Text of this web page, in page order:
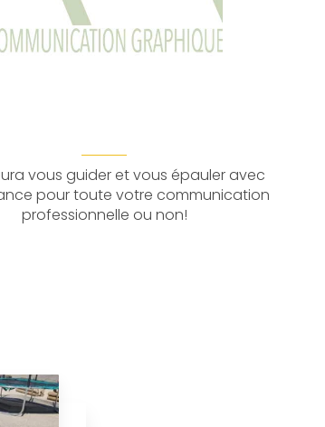
vous guider et vous épauler avec
pour toute votre communication
professionnelle ou non!